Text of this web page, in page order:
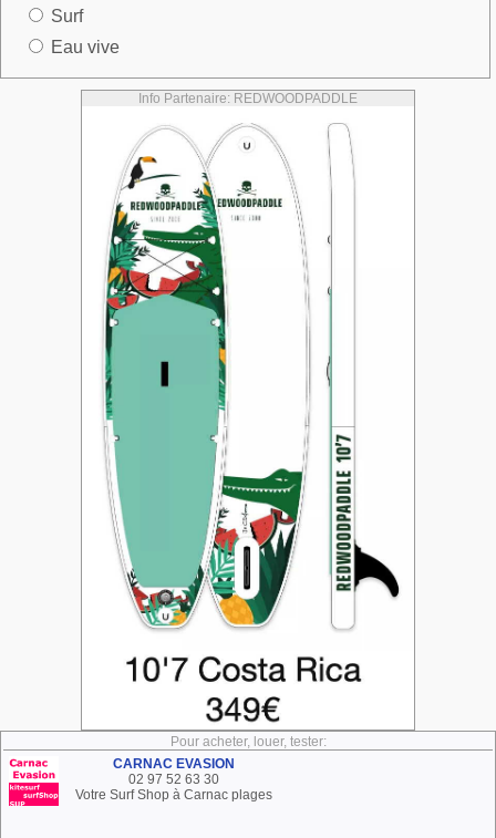
Surf
Eau vive
Info Partenaire: REDWOODPADDLE
Pour acheter, louer, tester:
CARNAC EVASION
02 97 52 63 30
Votre Surf Shop à Carnac plages